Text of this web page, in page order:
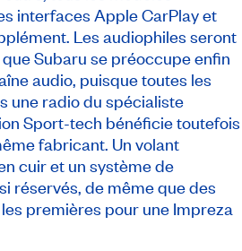
interfaces Apple CarPlay et
Les audiophiles seront
Subaru se préoccupe enfin
audio, puisque toutes les
une radio du spécialiste
Sport-tech bénéficie toutefois
fabricant. Un volant
cuir et un système de
réservés, de même que des
premières pour une Impreza